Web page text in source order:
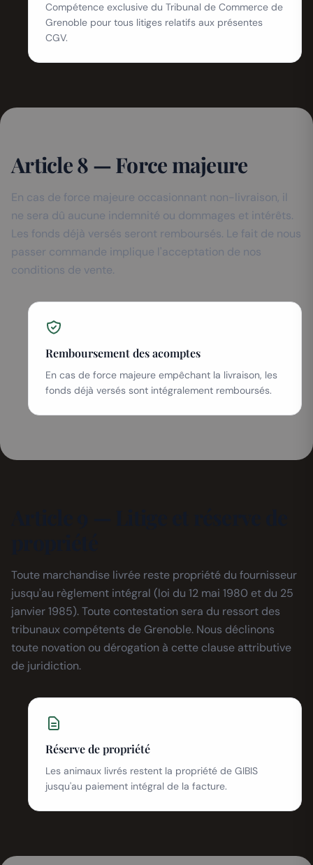
Compétence exclusive du Tribunal de Commerce de
Grenoble pour tous litiges relatifs aux présentes
CGV.
Article 8 — Force majeure
En cas de force majeure occasionnant non-livraison, il
ne sera dû aucune indemnité ou dommages et intérêts.
Les fonds déjà versés seront remboursés. Le fait de nous
passer commande implique l'acceptation de nos
conditions de vente.
Remboursement des acomptes
En cas de force majeure empêchant la livraison, les
fonds déjà versés sont intégralement remboursés.
Toute marchandise livrée reste propriété du fournisseur
jusqu'au règlement intégral (loi du 12 mai 1980 et du 25
janvier 1985). Toute contestation sera du ressort des
tribunaux compétents de Grenoble. Nous déclinons
toute novation ou dérogation à cette clause attributive
de juridiction.
Réserve de propriété
Les animaux livrés restent la propriété de GIBIS
jusqu'au paiement intégral de la facture.